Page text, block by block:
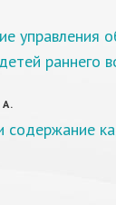
управления
раннего
содержание